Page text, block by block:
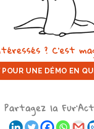
? C’est
POUR UNE DÉMO EN
Partagez la